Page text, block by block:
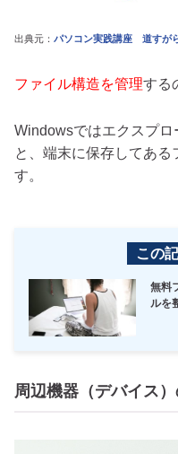
出典元： パソコン実践講座 道すが
ファイル構造を管理する
Windowsではエクスプロ
と、端末に保存してある
す。
この
無料
ルを
周辺機器（デバイス